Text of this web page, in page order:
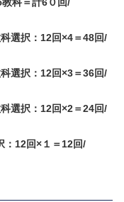
選択：12回×4＝48回/
選択：12回×3＝36回/
選択：12回×2＝24回/
：12回×１＝12回/